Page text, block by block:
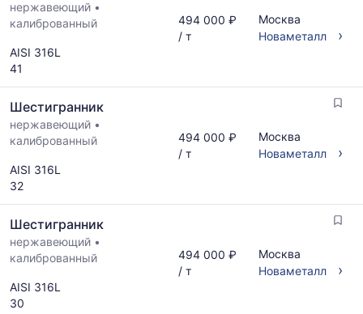
по
данным
прайс-
листов
последний
месяц.
Статистика
по
актуальным
предложениям
и
обновляется
по
обновления
прайс-
на
металлопрокат
указанием
ГОСТ,
размеров
поставщиков
по
нержавеющий •
калиброванный
AISI 316L
41
494 000 ₽
/ т
Москва
Новаметалл
›
Шестигранник
нержавеющий •
калиброванный
AISI 316L
32
494 000 ₽
/ т
Москва
Новаметалл
›
Шестигранник
нержавеющий •
калиброванный
AISI 316L
30
494 000 ₽
/ т
Москва
Новаметалл
›